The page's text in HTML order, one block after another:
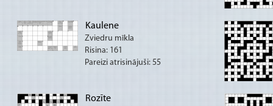
Kaulene
Zviedru mīkla
Risina: 161
Pareizi atrisinājuši: 55
Rozīte